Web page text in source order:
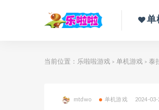
单
当前位置： 乐啦啦游戏 > 单机游戏 > 泰
mtdwo 单机游戏 2024-03-